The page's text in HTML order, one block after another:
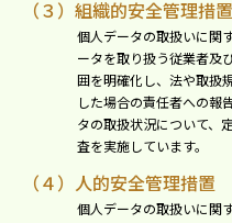
（３）組織的安全管理措置
個⼈データの取扱いに関
ータを取り扱う従業者及
囲を明確化し、法や取扱
した場合の責任者への報
タの取扱状況について、
査を実施しています。
（４）⼈的安全管理措置
個⼈データの取扱いに関